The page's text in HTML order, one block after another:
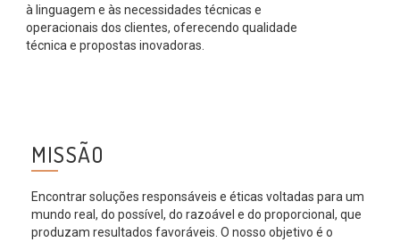
à linguagem e às necessidades técnicas e
operacionais dos clientes, oferecendo qualidade
técnica e propostas inovadoras.
MISSÃO
Encontrar soluções responsáveis e éticas voltadas para um
mundo real, do possível, do razoável e do proporcional, que
produzam resultados favoráveis. O nosso objetivo é o